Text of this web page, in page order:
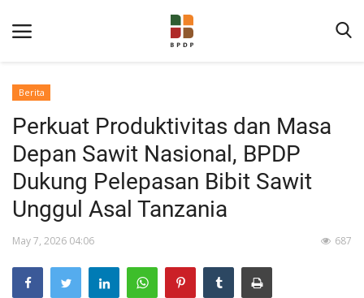
Home
Informasi Publik
Berita
Perkuat Produktivitas dan Masa
Depan Sawit Nasional, BPDP
Dukung Pelepasan Bibit Sawit
Unggul Asal Tanzania
May 7, 2026 04:06 687